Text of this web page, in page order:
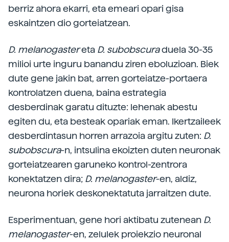
berriz ahora ekarri, eta emeari opari gisa
eskaintzen dio gorteiatzean.
D. melanogastereta D. subobscuraduela 30-35
milioi urte inguru banandu ziren eboluzioan. Biek
dute gene jakin bat, arren gorteiatze-portaera
kontrolatzen duena, baina estrategia
desberdinak garatu dituzte: lehenak abestu
egiten du, eta besteak opariak eman. Ikertzaileek
desberdintasun horren arrazoia argitu zuten: D.
subobscura-n, intsulina ekoizten duten neuronak
gorteiatzearen garuneko kontrol-zentrora
konektatzen dira; D. melanogaster-en, aldiz,
neurona horiek deskonektatuta jarraitzen dute.
Esperimentuan, gene hori aktibatu zutenean D.
melanogaster-en, zelulek proiekzio neuronal